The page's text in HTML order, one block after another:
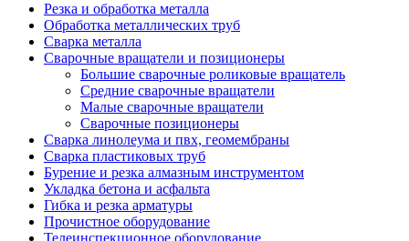
Резка и обработка металла
Обработка металлических труб
Сварка металла
Сварочные вращатели и позиционеры
Большие сварочные роликовые вращатель
Средние сварочные вращатели
Малые сварочные вращатели
Сварочные позиционеры
Сварка линолеума и пвх, геомембраны
Сварка пластиковых труб
Бурение и резка алмазным инструментом
Укладка бетона и асфальта
Гибка и резка арматуры
Прочистное оборудование
Телеинспекционное оборудование